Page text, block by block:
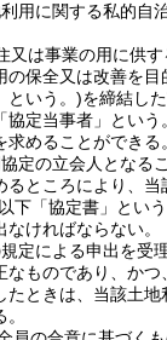
用に関する私的自
又は事業の用に供
の保全又は改善を目
という。)を締結し
協定当事者」という
めることができる。
定の立会人となる
るところにより、当
下「協定書」とい
ければならない。
定による申出を受
なものであり、かつ
たときは、当該土地